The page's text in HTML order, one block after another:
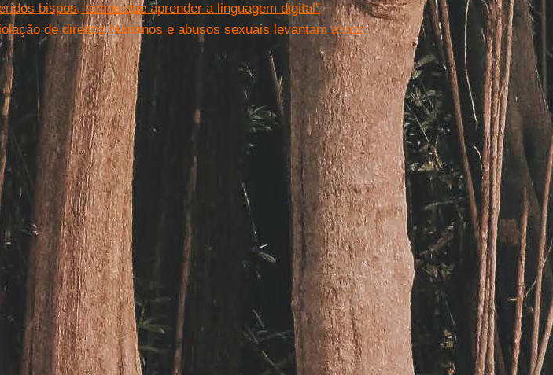
bispos, temos que aprender a linguagem digital”
de direitos humanos e abusos sexuais levantam a voz